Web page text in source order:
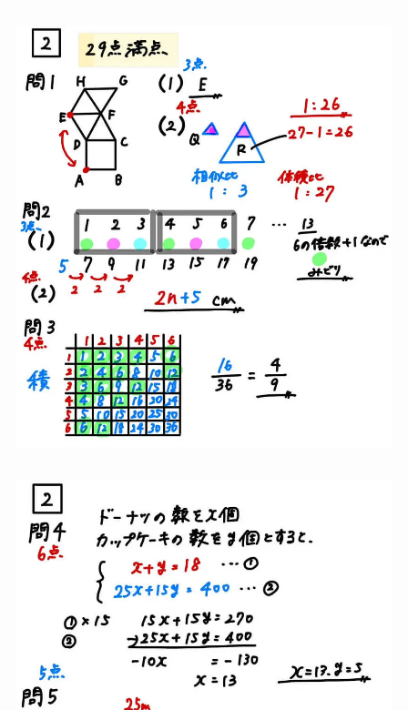
大問２（小問集合）